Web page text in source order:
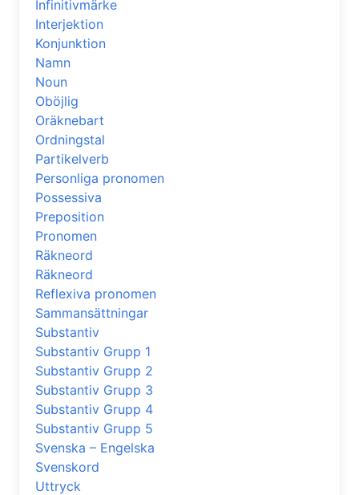
Infinitivmärke
Interjektion
Konjunktion
Namn
Noun
Oböjlig
Oräknebart
Ordningstal
Partikelverb
Personliga pronomen
Possessiva
Preposition
Pronomen
Räkneord
Räkneord
Reflexiva pronomen
Sammansättningar
Substantiv
Substantiv Grupp 1
Substantiv Grupp 2
Substantiv Grupp 3
Substantiv Grupp 4
Substantiv Grupp 5
Svenska – Engelska
Svenskord
Uttryck